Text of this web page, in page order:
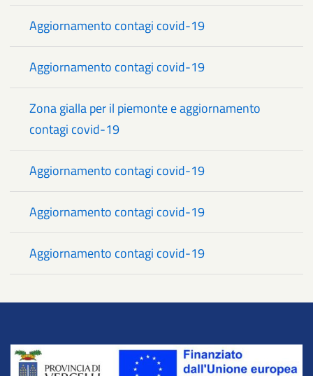
Aggiornamento contagi covid-19
Aggiornamento contagi covid-19
Zona gialla per il piemonte e aggiornamento
contagi covid-19
Aggiornamento contagi covid-19
Aggiornamento contagi covid-19
Aggiornamento contagi covid-19
Title